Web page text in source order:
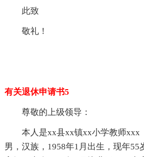
此致
敬礼！
有关退休申请书5
尊敬的上级领导：
本人是xx县xx镇xx小学教师xxx
男，汉族，1958年1月出生，现年55